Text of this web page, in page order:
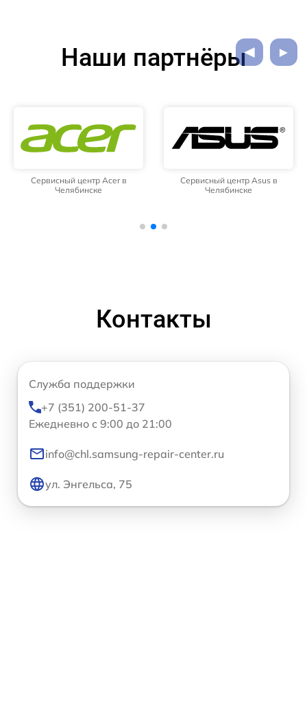
Наши партнёры
Сервисный центр Acer в
Челябинске
Сервисный центр Asus в
Челябинске
Контакты
Служба поддержки
+7 (351) 200-51-37
Ежедневно с 9:00 до 21:00
info@chl.samsung-repair-center.ru
ул. Энгельса, 75